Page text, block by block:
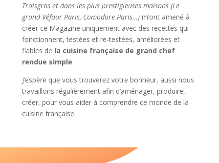
Troisgros et dans les plus prestigieuses maisons (Le
grand Véfour Paris, Comodore Paris…)m’ont amené à
créer ce Magazine uniquement avec des recettes qui
fonctionnent, testées et re-testées, améliorées et
fiables de la cuisine française de grand chef
rendue simple.
J’espère que vous trouverez votre bonheur, aussi nous
travaillons régulièrement afin d’aménager, produire,
créer, pour vous aider à comprendre ce monde de la
cuisine française.